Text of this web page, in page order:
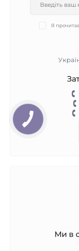
Я
Ми в